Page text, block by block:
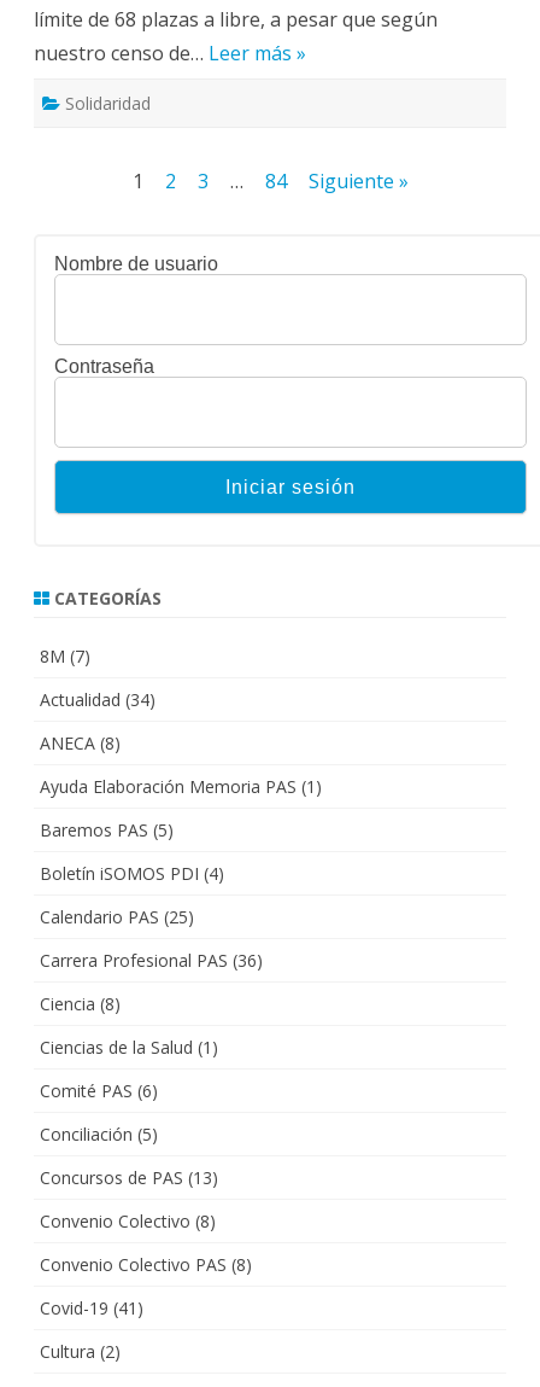
límite de 68 plazas a libre, a pesar que según
nuestro censo de… Leer más »
Solidaridad
Paginación
entradas
1 2 3 … 84 Siguiente »
Nombre de usuario
Contraseña
CATEGORÍAS
8M (7)
Actualidad (34)
ANECA (8)
Ayuda Elaboración Memoria PAS (1)
Baremos PAS (5)
Boletín iSOMOS PDI (4)
Calendario PAS (25)
Carrera Profesional PAS (36)
Ciencia (8)
Ciencias de la Salud (1)
Comité PAS (6)
Conciliación (5)
Concursos de PAS (13)
Convenio Colectivo (8)
Convenio Colectivo PAS (8)
Covid-19 (41)
Cultura (2)